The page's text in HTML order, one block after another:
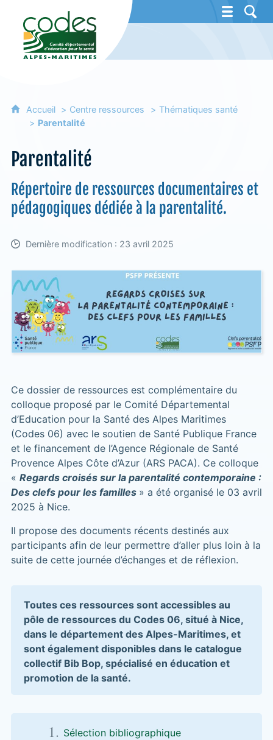
CoDES 06 - Comité départemental
Accueil Centre ressources
Thématiques santé
Parentalité
Parentalité
Répertoire de ressources documentaires et
pédagogiques dédiée à la parentalité.
Dernière modification : 23 avril 2025
Ce dossier de ressources est complémentaire du
colloque proposé par le Comité Départemental
d’Education pour la Santé des Alpes Maritimes
(Codes 06) avec le soutien de Santé Publique France
et le financement de l’Agence Régionale de Santé
Provence Alpes Côte d’Azur (ARS PACA). Ce colloque
« Regards croisés sur la parentalité contemporaine :
Des clefs pour les familles » a été organisé le 03 avril
2025 à Nice.
Il propose des documents récents destinés aux
participants afin de leur permettre d’aller plus loin à la
suite de cette journée d’échanges et de réflexion.
Toutes ces ressources sont accessibles au
pôle de ressources du Codes 06, situé à Nice,
dans le département des Alpes-Maritimes, et
sont également disponibles dans le catalogue
collectif Bib Bop, spécialisé en éducation et
promotion de la santé.
Sélection bibliographique